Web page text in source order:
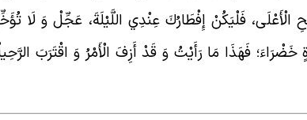
فَلْيَكُنْ إِفْطَارُكَ عِنْدِي اللَّيْلَةَ، عَجِّلْ وَ لَا
خَضْرَاءَ؛ فَهَذَا مَا رَأَيْتُ وَ قَدْ أَزِفَ الْأَمْرُ وَ اقْتَرَبَ